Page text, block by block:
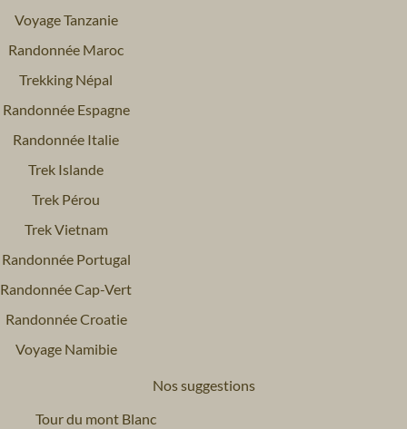
Voyage Tanzanie
Randonnée Maroc
Trekking Népal
Randonnée Espagne
Randonnée Italie
Trek Islande
Trek Pérou
Trek Vietnam
Randonnée Portugal
Randonnée Cap-Vert
Randonnée Croatie
Voyage Namibie
Nos suggestions
Tour du mont Blanc